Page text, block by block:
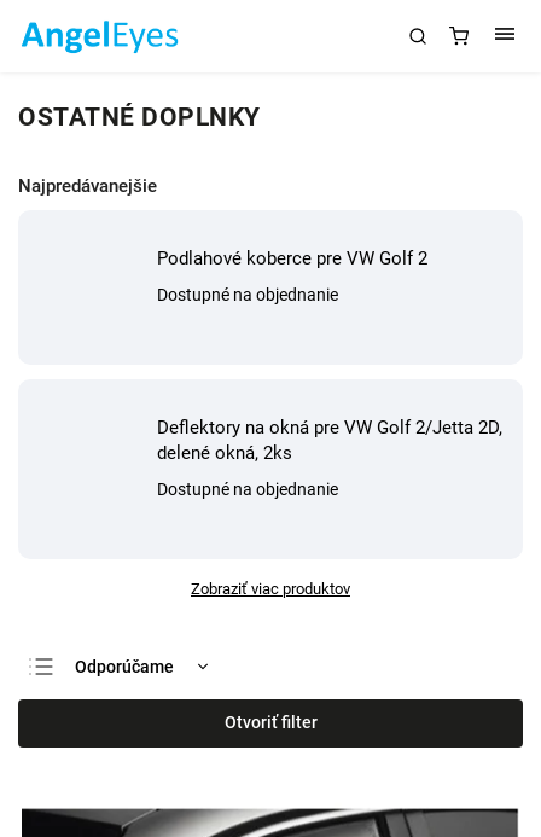
OSTATNÉ DOPLNKY
Najpredávanejšie
Podlahové koberce pre VW Golf 2
Dostupné na objednanie
Deflektory na okná pre VW Golf 2/Jetta 2D,
delené okná, 2ks
Dostupné na objednanie
Zobraziť viac produktov
Odporúčame
Najlacnejšie
Najdrahšie
Abecedne
Otvoriť filter